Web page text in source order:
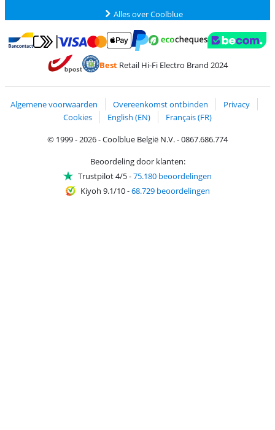
Alles over Coolblue
Betalen met Bancontact
Betalen met MasterCard en Visa via ClickToPay
Betalen met PayPal
BestRetail Hi-Fi Electro Brand 2024
Algemene voorwaarden Overeenkomst ontbinden
Privacy
Cookies
English (EN)
Français (FR)
© 1999 - 2026 - Coolblue België N.V. - 0867.686.774
Beoordeling door klanten:
Trustpilot 4/5-75.180 beoordelingen
Kiyoh 9.1/10-68.729 beoordelingen